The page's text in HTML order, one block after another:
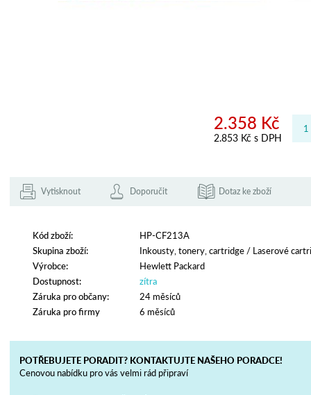
2.358 Kč
2.853 Kč s DPH
Vytisknout Doporučit Dotaz ke zboží
Kód zboží:
HP-CF213A
Skupina zboží:
Inkousty, tonery, cartridge / Laserové
Výrobce:
Hewlett Packard
Dostupnost:
zítra
Záruka pro občany:
24 měsíců
Záruka pro firmy
6 měsíců
POTŘEBUJETE PORADIT? KONTAKTUJTE NAŠEHO PORADCE!
Cenovou nabídku pro vás velmi rád připraví